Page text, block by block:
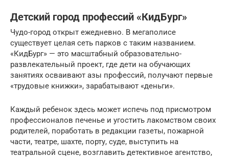
Детский город профессий «КидБург»
Чудо-город открыт ежедневно. В мегаполисе
существует целая сеть парков с таким названием.
«КидБург» — это масштабный образовательно-
развлекательный проект, где дети на обучающих
занятиях осваивают азы профессий, получают первые
«трудовые книжки», зарабатывают «деньги».
Каждый ребенок здесь может испечь под присмотром
профессионалов печенье и угостить лакомством своих
родителей, поработать в редакции газеты, пожарной
части, театре, шахте, порту, суде, выступить на
театральной сцене, возглавить детективное агентство,